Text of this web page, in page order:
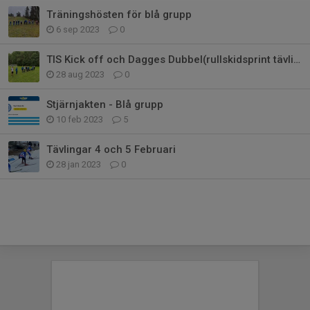
Träningshösten för blå grupp
6 sep 2023 0
TIS Kick off och Dagges Dubbel(rullskidsprint tävling)
28 aug 2023 0
Stjärnjakten - Blå grupp
10 feb 2023 5
Tävlingar 4 och 5 Februari
28 jan 2023 0